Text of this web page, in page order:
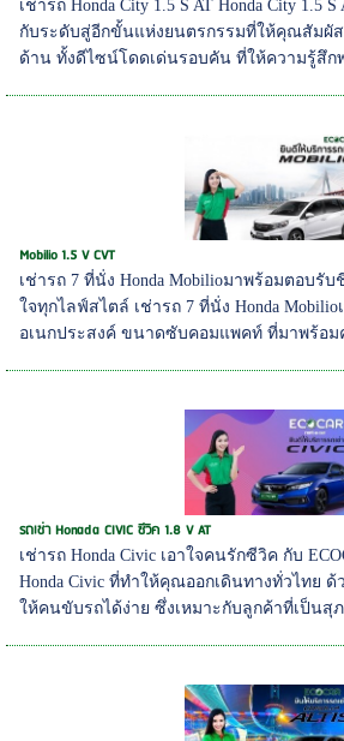
เช่ารถ Honda City 1.5 S AT Honda City 1.5
กับระดับสู่อีกขั้นแห่งยนตรกรรมที่ให้คุณสัมผั
ด้าน ทั้งดีไซน์โดดเด่นรอบคัน ที่ให้ความรู้สึก
Mobilio 1.5 V CVT
เช่ารถ 7 ที่นั่ง Honda Mobilioมาพร้อมตอบรับ
ใจทุกไลฟ์สไตล์ เช่ารถ 7 ที่นั่ง Honda
อเนกประสงค์ ขนาดซับคอมแพคท์ ที่มาพร้อม
รถเช่า Honada CIVIC ซีวิค 1.8 V AT
เช่ารถ Honda Civic เอาใจคนรักซีวิค กับ
Honda Civic ที่ทำให้คุณออกเดินทางทั่วไทย
ให้คนขับรถได้ง่าย ซึ่งเหมาะกับลูกค้าที่เป็นสุ